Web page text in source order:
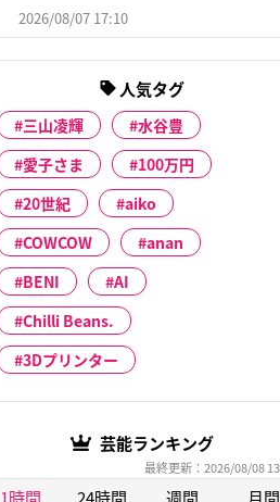
2026/08/07 17:10
人気タグ
三山凌輝
水谷豊
愛子さま
100万円
20世紀
aiko
COWCOW
anan
BENI
AI
Chilli Beans.
3Dプリンター
芸能ランキング
最終更新：2026/08/08
1時間 24時間 週間 月間